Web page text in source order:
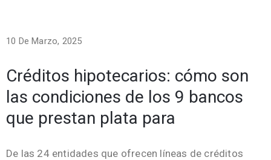
10 De Marzo, 2025
Créditos hipotecarios: cómo son
las condiciones de los 9 bancos
que prestan plata para
De las 24 entidades que ofrecen líneas de créditos